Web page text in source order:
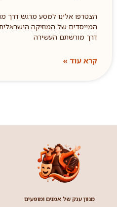
הצטרפו אלינו למסע מרגש דרך
המייסדים של המוזיקה
דרך מורשתם העשירה
קרא עוד »
מגוון ענק של אמנים ומופעים